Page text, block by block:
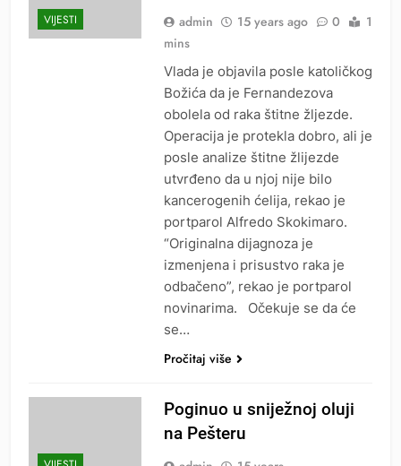
VIJESTI admin 15 years ago 0
1
mins
Vlada je objavila posle katoličkog
Božića da je Fernandezova
obolela od raka štitne žljezde.
Operacija je protekla dobro, ali je
posle analize štitne žlijezde
utvrđeno da u njoj nije bilo
kancerogenih ćelija, rekao je
portparol Alfredo Skokimaro.
“Originalna dijagnoza je
izmenjena i prisustvo raka je
odbačeno”, rekao je portparol
novinarima. Očekuje se da će
se…
Pročitaj više
Poginuo u sniježnoj oluji
na Pešteru